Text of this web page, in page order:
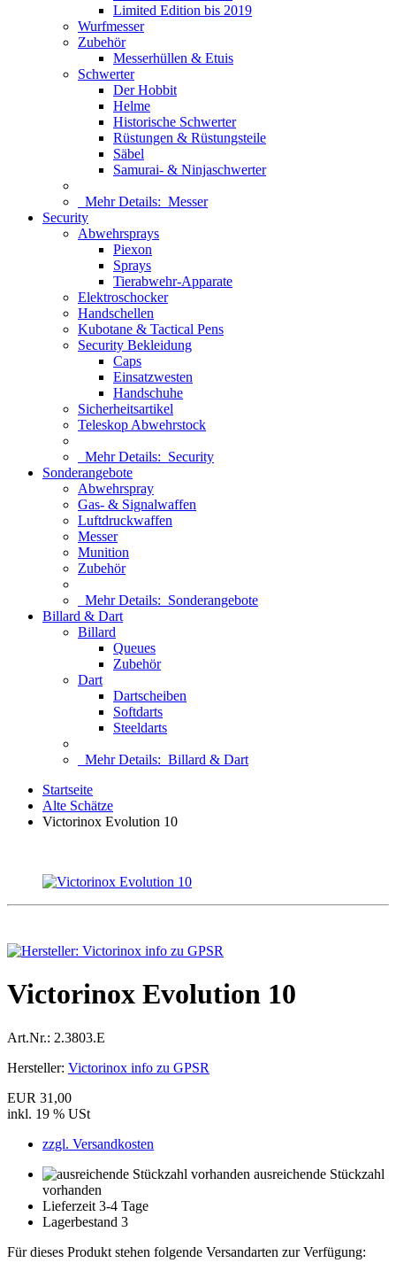
Limited Edition bis 2019
Wurfmesser
Zubehör
Messerhüllen & Etuis
Schwerter
Der Hobbit
Helme
Historische Schwerter
Rüstungen & Rüstungsteile
Säbel
Samurai- & Ninjaschwerter
Mehr Details: Messer
Security
Abwehrsprays
Piexon
Sprays
Tierabwehr-Apparate
Elektroschocker
Handschellen
Kubotane & Tactical Pens
Security Bekleidung
Caps
Einsatzwesten
Handschuhe
Sicherheitsartikel
Teleskop Abwehrstock
Mehr Details: Security
Sonderangebote
Abwehrspray
Gas- & Signalwaffen
Luftdruckwaffen
Messer
Munition
Zubehör
Mehr Details: Sonderangebote
Billard & Dart
Billard
Queues
Zubehör
Dart
Dartscheiben
Softdarts
Steeldarts
Mehr Details: Billard & Dart
Startseite
Alte Schätze
Victorinox Evolution 10
Victorinox Evolution 10
Art.Nr.: 2.3803.E
Hersteller: Victorinox info zu GPSR
EUR 31,00
inkl. 19 % USt
zzgl. Versandkosten
ausreichende Stückzahl
vorhanden
Lieferzeit 3-4 Tage
Lagerbestand 3
Für dieses Produkt stehen folgende Versandarten zur Verfügung: